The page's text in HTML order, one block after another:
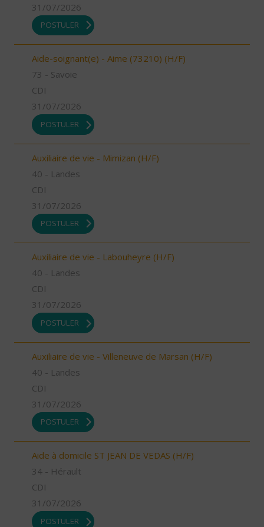
31/07/2026
POSTULER
Aide-soignant(e) - Aime (73210) (H/F)
73 - Savoie
CDI
31/07/2026
POSTULER
Auxiliaire de vie - Mimizan (H/F)
40 - Landes
CDI
31/07/2026
POSTULER
Auxiliaire de vie - Labouheyre (H/F)
40 - Landes
CDI
31/07/2026
POSTULER
Auxiliaire de vie - Villeneuve de Marsan (H/F)
40 - Landes
CDI
31/07/2026
POSTULER
Aide à domicile ST JEAN DE VEDAS (H/F)
34 - Hérault
CDI
31/07/2026
POSTULER